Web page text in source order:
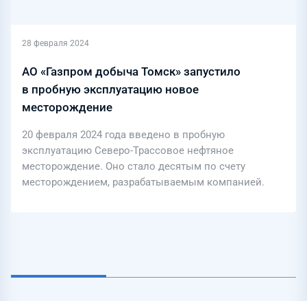
28 февраля 2024
АО «Газпром добыча Томск» запустило
в пробную эксплуатацию новое
месторождение
20 февраля 2024 года введено в пробную
эксплуатацию Северо-Трассовое нефтяное
месторождение. Оно стало десятым по счету
месторождением, разрабатываемым компанией.